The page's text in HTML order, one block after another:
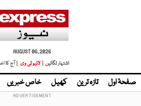
AUGUST 06, 2026
اشتہار لگائیں |
لائیو ٹی وی | آج کا
صفحۂ اول تازہ ترین کھیل خاص خبریں